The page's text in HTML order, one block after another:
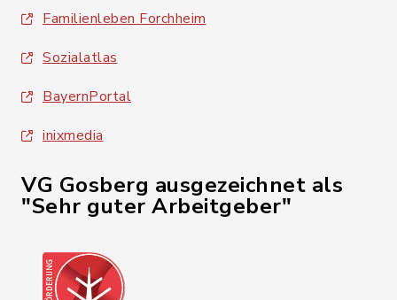
Familienleben Forchheim
Sozialatlas
BayernPortal
inixmedia
VG Gosberg ausgezeichnet als
"Sehr guter Arbeitgeber"